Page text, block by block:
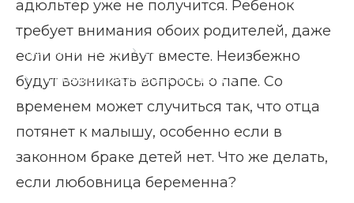
Главная страница
Блог
Любовница беременна что делать
адюльтер уже не получится. Ребенок
требует внимания обоих родителей, даже
если они не живут вместе. Неизбежно
будут возникать вопросы о папе. Со
временем может случиться так, что отца
потянет к малышу, особенно если в
законном браке детей нет. Что же делать,
если любовница беременна?